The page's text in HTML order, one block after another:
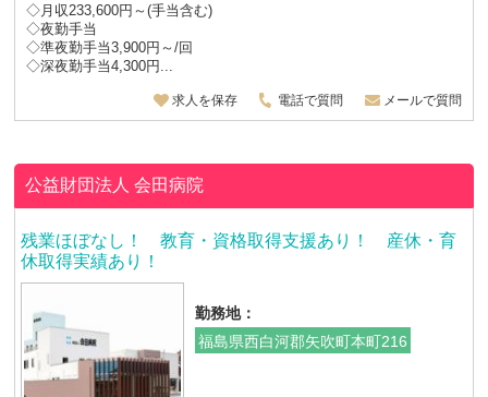
◇月収233,600円～(手当含む)
◇夜勤手当
◇準夜勤手当3,900円～/回
◇深夜勤手当4,300円...
求人を保存 電話で質問 メールで質問
公益財団法人会田病院
残業ほぼなし！ 教育・資格取得支援あり！ 産休・育
休取得実績あり！
勤務地：
福島県西白河郡矢吹町本町216